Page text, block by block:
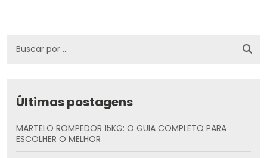
Últimas postagens
MARTELO ROMPEDOR 15KG: O GUIA COMPLETO PARA
ESCOLHER O MELHOR